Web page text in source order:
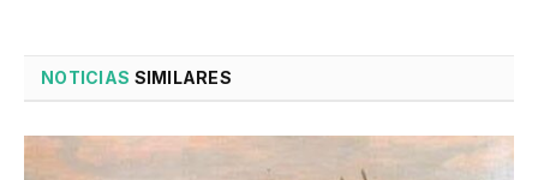
NOTICIAS SIMILARES